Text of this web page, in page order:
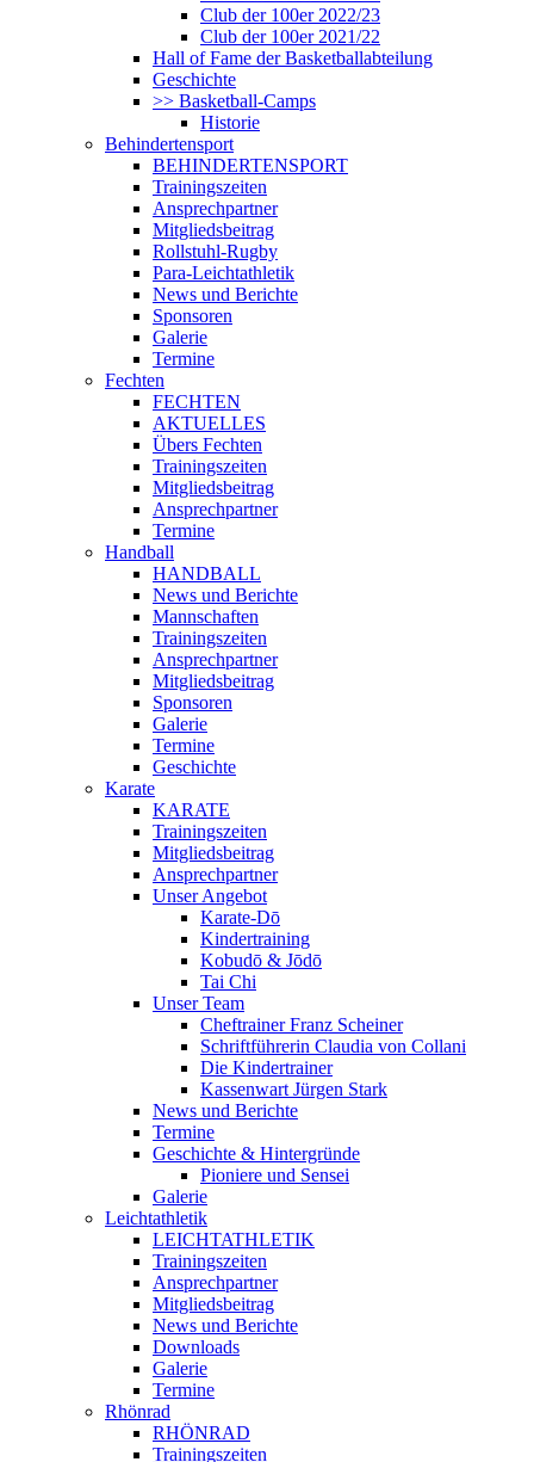
Club der 100er 2022/23
Club der 100er 2021/22
Hall of Fame der Basketballabteilung
Geschichte
>> Basketball-Camps
Historie
Behindertensport
BEHINDERTENSPORT
Trainingszeiten
Ansprechpartner
Mitgliedsbeitrag
Rollstuhl-Rugby
Para-Leichtathletik
News und Berichte
Sponsoren
Galerie
Termine
Fechten
FECHTEN
AKTUELLES
Übers Fechten
Trainingszeiten
Mitgliedsbeitrag
Ansprechpartner
Termine
Handball
HANDBALL
News und Berichte
Mannschaften
Trainingszeiten
Ansprechpartner
Mitgliedsbeitrag
Sponsoren
Galerie
Termine
Geschichte
Karate
KARATE
Trainingszeiten
Mitgliedsbeitrag
Ansprechpartner
Unser Angebot
Karate-Dō
Kindertraining
Kobudō & Jōdō
Tai Chi
Unser Team
Cheftrainer Franz Scheiner
Schriftführerin Claudia von Collani
Die Kindertrainer
Kassenwart Jürgen Stark
News und Berichte
Termine
Geschichte & Hintergründe
Pioniere und Sensei
Galerie
Leichtathletik
LEICHTATHLETIK
Trainingszeiten
Ansprechpartner
Mitgliedsbeitrag
News und Berichte
Downloads
Galerie
Termine
Rhönrad
RHÖNRAD
Trainingszeiten